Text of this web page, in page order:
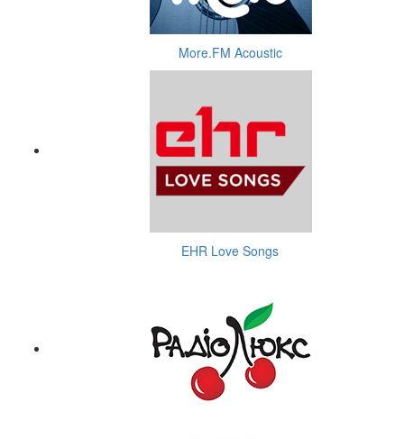
More.FM Acoustic
EHR Love Songs